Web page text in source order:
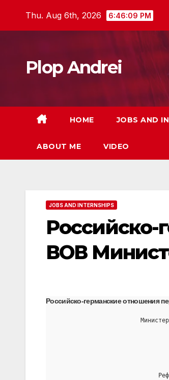
Thu. Aug 6th, 2026 6:46:10 PM
Plop Andrei
HOME JOBS AND
ABOUT ME VIDEO
JOBS AND INTERNSHIPS
Российско-
ВОВ
Российско-германские отношения